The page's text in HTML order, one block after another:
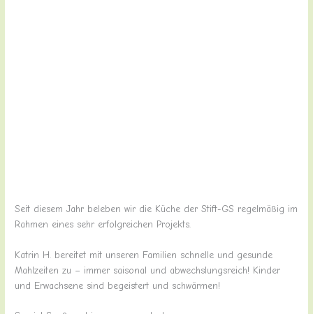
Seit diesem Jahr beleben wir die Küche der Stift-GS regelmäßig im
Rahmen eines sehr erfolgreichen Projekts.
Katrin H. bereitet mit unseren Familien schnelle und gesunde
Mahlzeiten zu – immer saisonal und abwechslungsreich! Kinder
und Erwachsene sind begeistert und schwärmen!